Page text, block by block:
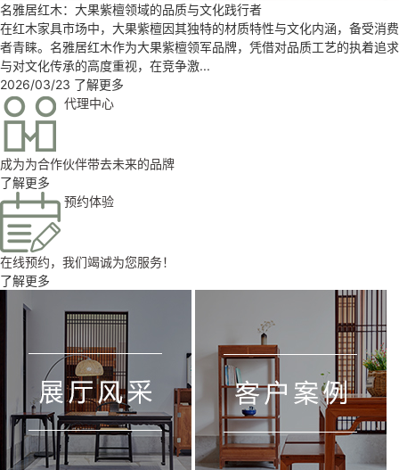
名雅居红木：以缅甸花梨解锁理想家居密码
在如今的红木家具市场中，缅甸花梨凭借自身特性成为消费者目光聚焦之
处，名雅居红木精准锁定这一材质，凭借专业实力为消费者构筑理想家
居。缅甸花梨，学名为大果紫檀。其木...
2026/04/11 了解更多
代理中心
成为为合作伙伴带去未来的品牌
了解更多
预约体验
在线预约，我们竭诚为您服务！
了解更多